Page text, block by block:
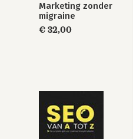
Marketing zonder
migraine
€ 32,00